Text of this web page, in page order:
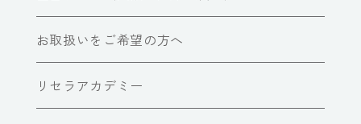
お取扱いをご希望の方へ
リセラアカデミー